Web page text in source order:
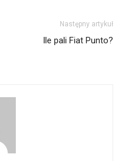
Następny artykuł
Ile pali Fiat Punto?